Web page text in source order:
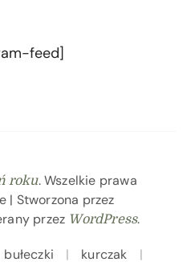
feed]
roku. Wszelkie prawa
| Stworzona przez
przez WordPress.
bułeczki
kurczak